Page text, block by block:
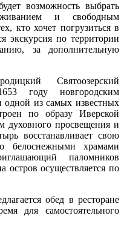
возможность выбрать
и свободным
кто хочет погрузиться в
экскурсия по территории
за дополнительную
Святоозерский
году новгородским
одной из самых известных
по образу Иверской
духовного просвещения и
восстанавливает свою
белоснежными храмами
паломников
остров осуществляется по
обед в ресторане
для самостоятельного